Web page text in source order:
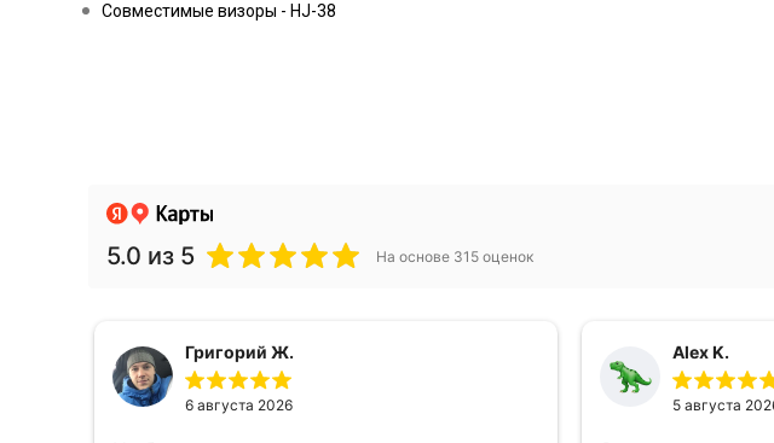
Совместимые визоры - HJ-38